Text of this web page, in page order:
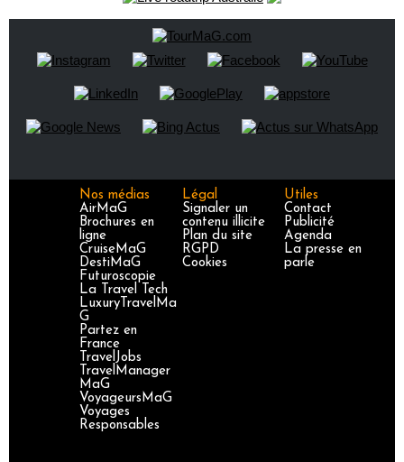
Nos médias
AirMaG
Brochures en
ligne
CruiseMaG
DestiMaG
Futuroscopie
La Travel Tech
LuxuryTravelMa
G
Partez en
France
TravelJobs
TravelManager
MaG
VoyageursMaG
Voyages
Responsables
Légal
Signaler un
contenu illicite
Plan du site
RGPD
Cookies
Utiles
Contact
Publicité
Agenda
La presse en
parle